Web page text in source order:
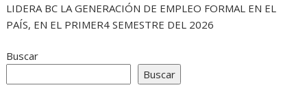
LIDERA BC LA GENERACIÓN DE EMPLEO FORMAL EN EL
PAÍS, EN EL PRIMER4 SEMESTRE DEL 2026
Buscar
Buscar